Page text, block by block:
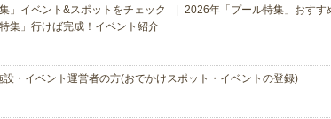
」イベント&スポットをチェック
2026年「プール特集」おすす
集」行けば完成！イベント紹介
設・イベント運営者の方(おでかけスポット・イベントの登録)